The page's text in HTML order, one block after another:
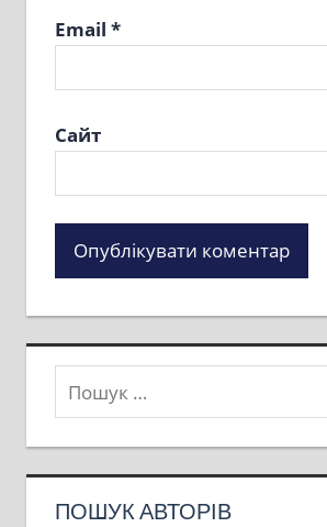
Email *
Сайт
ПОШУК АВТОРІВ